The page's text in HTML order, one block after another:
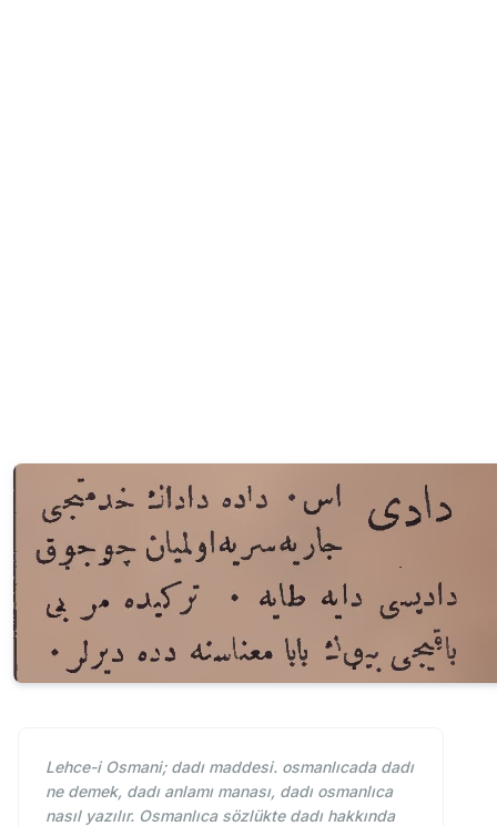
Lehce-i Osmani; dadı maddesi. osmanlıcada dadı
ne demek, dadı anlamı manası, dadı osmanlıca
nasıl yazılır. Osmanlıca sözlükte dadı hakkında